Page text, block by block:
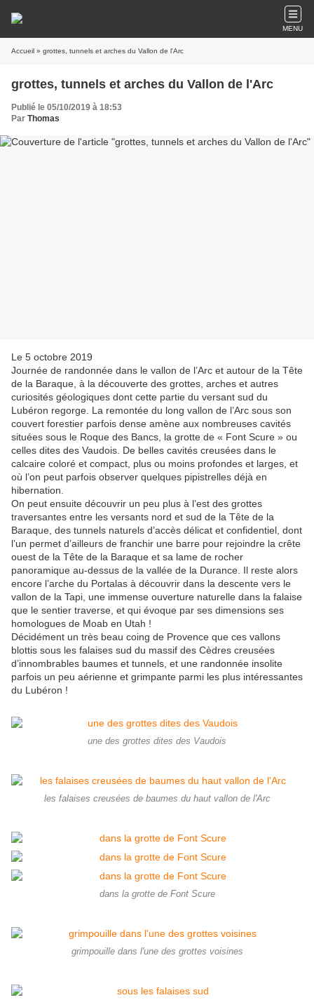
MENU
Accueil » grottes, tunnels et arches du Vallon de l'Arc
grottes, tunnels et arches du Vallon de l'Arc
Publié le 05/10/2019 à 18:53
Par Thomas
Le 5 octobre 2019
Journée de randonnée dans le vallon de l’Arc et autour de la Tête
de la Baraque, à la découverte des grottes, arches et autres
curiosités géologiques dont cette partie du versant sud du
Lubéron regorge. La remontée du long vallon de l’Arc sous son
couvert forestier parfois dense amène aux nombreuses cavités
situées sous le Roque des Bancs, la grotte de « Font Scure » ou
celles dites des Vaudois. De belles cavités creusées dans le
calcaire coloré et compact, plus ou moins profondes et larges, et
où l’on peut parfois observer quelques pipistrelles déjà en
hibernation.
On peut ensuite découvrir un peu plus à l’est des grottes
traversantes entre les versants nord et sud de la Tête de la
Baraque, des tunnels naturels d’accès délicat et confidentiel, dont
l’un permet d’ailleurs de franchir une barre pour rejoindre la crête
ouest de la Tête de la Baraque et sa lame de rocher
panoramique au-dessus de la vallée de la Durance. Il reste alors
encore l’arche du Portalas à découvrir dans la descente vers le
vallon de la Tapi, une immense ouverture naturelle dans la falaise
que le sentier traverse, et qui évoque par ses dimensions ses
homologues de Moab en Utah !
Décidément un très beau coing de Provence que ces vallons
blottis sous les falaises sud du massif des Cèdres creusées
d’innombrables baumes et tunnels, et une randonnée insolite
parfois un peu aérienne et grimpante parmi les plus intéressantes
du Lubéron !
une des grottes dites des Vaudois
les falaises creusées de baumes du haut vallon de l'Arc
dans la grotte de Font Scure
grimpouille dans l'une des grottes voisines